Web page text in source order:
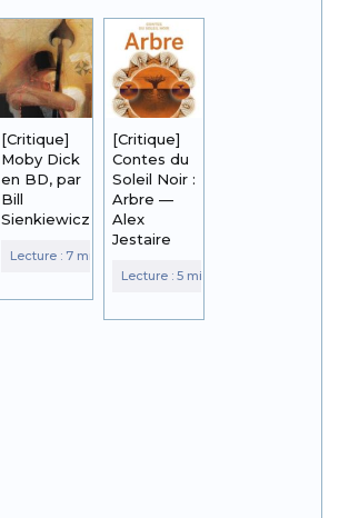
[Critique]
Moby Dick
en BD, par
Bill
Sienkiewicz
[Critique]
Contes du
Soleil Noir :
Arbre —
Alex
Jestaire